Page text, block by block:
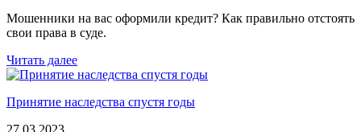
Мошенники на вас оформили кредит? Как правильно отстоять
свои права в суде.
Читать далее
Принятие наследства спустя годы
27.03.2023